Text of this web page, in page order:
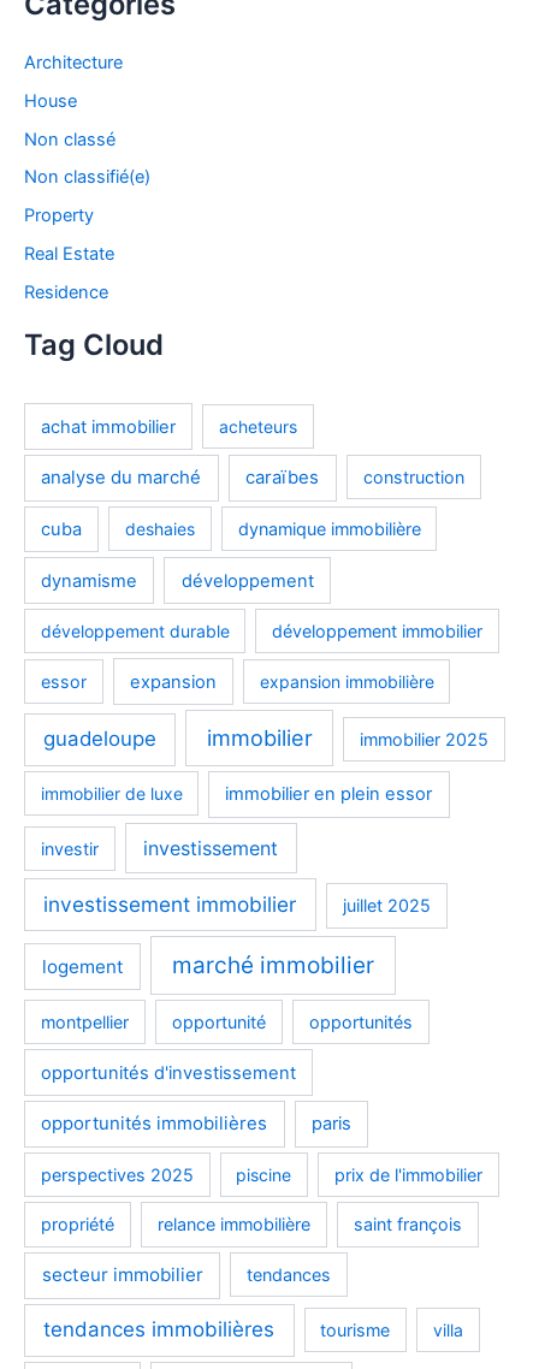
h
r
h
e
:
Architecture
House
Non classé
Non classifié(e)
Property
Real Estate
Residence
Tag Cloud
achat immobilier acheteurs
analyse du marché caraïbes construction
cuba deshaies dynamique immobilière
dynamisme développement
développement durable développement immobilier
essor expansion expansion immobilière
guadeloupe immobilier immobilier 2025
immobilier de luxe immobilier en plein essor
investir investissement
investissement immobilier juillet 2025
logement marché immobilier
montpellier opportunité opportunités
opportunités d'investissement
opportunités immobilières paris
perspectives 2025 piscine prix de l'immobilier
propriété relance immobilière saint françois
secteur immobilier tendances
tendances immobilières tourisme villa